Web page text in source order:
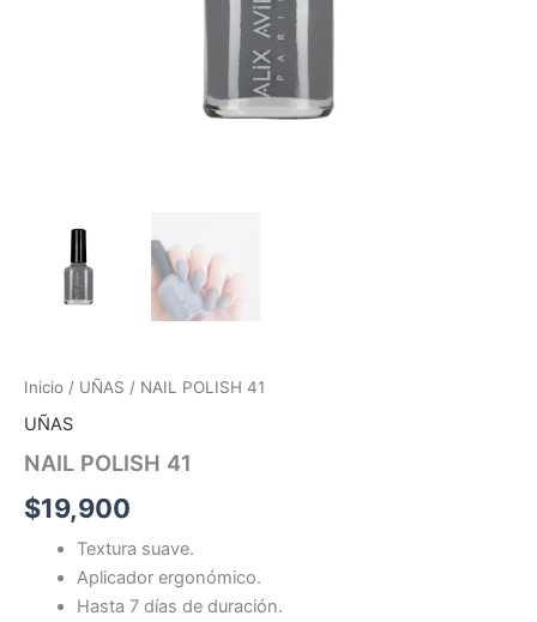
Inicio / UÑAS / NAIL POLISH 41
UÑAS
NAIL POLISH 41
$19,900
Textura suave.
Aplicador ergonómico.
Hasta 7 días de duración.